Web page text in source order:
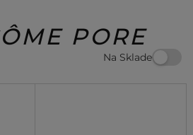
PORE
Na Sklade